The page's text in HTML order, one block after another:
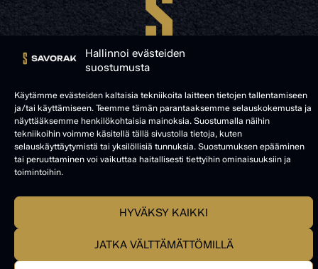
Hallinnoi evästeiden
suostumusta
Käytämme evästeiden kaltaisia tekniikoita laitteen tietojen tallentamiseen
ja/tai käyttämiseen. Teemme tämän parantaaksemme selauskokemusta ja
näyttääksemme henkilökohtaisia mainoksia. Suostumalla näihin
tekniikoihin voimme käsitellä tällä sivustolla tietoja, kuten
selauskäyttäytymistä tai yksilöllisiä tunnuksia. Suostumuksen epääminen
tai peruuttaminen voi vaikuttaa haitallisesti tiettyihin ominaisuuksiin ja
toimintoihin.
HYVÄKSY KAIKKI
JATKA VÄLTTÄMÄTTÖMILLÄ
© SAVORAK 2025